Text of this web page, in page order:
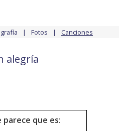
Fotos Canciones
alegría
parece que es: